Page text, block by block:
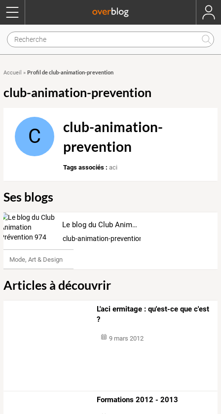
Accueil » Profil de club-animation-prevention
club-animation-prevention
C
club-animation-
prevention
Tags associés : aci
Ses blogs
Le blog du Club Animation Prévention 974
club-animation-prevention
Mode, Art & Design
Articles à découvrir
L'aci ermitage : qu'est-ce que c'est
?
9 mars 2012
Formations 2012 - 2013